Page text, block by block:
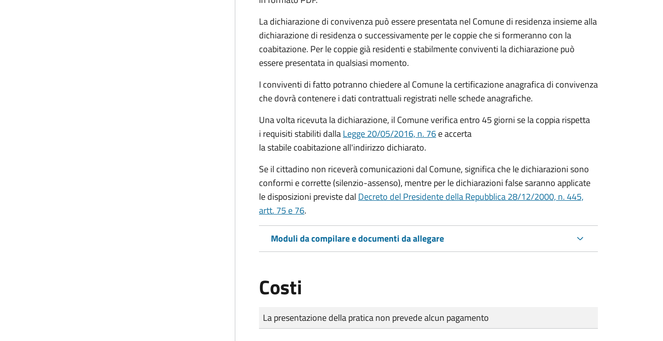
La dichiarazione di convivenza può essere presentata nel Comune di residenza insieme alla
dichiarazione di residenza o successivamente per le coppie che si formeranno con la
coabitazione. Per le coppie già residenti e stabilmente conviventi la dichiarazione può
essere presentata in qualsiasi momento.
I conviventi di fatto potranno chiedere al Comune la certificazione anagrafica di convivenza
che dovrà contenere i dati contrattuali registrati nelle schede anagrafiche.
Una volta ricevuta la dichiarazione, il Comune verifica entro 45 giorni se la coppia rispetta
i requisiti stabiliti dallaLegge 20/05/2016, n. 76e accerta
la stabile coabitazione all'indirizzo dichiarato.
Se il cittadino non riceverà comunicazioni dal Comune, significa che le dichiarazioni sono
conformi e corrette (silenzio-assenso), mentre per le dichiarazioni false saranno applicate
le disposizioni previste dal Decreto del Presidente della Repubblica 28/12/2000, n. 445,
artt. 75 e 76.
Moduli da compilare e documenti da allegare
Costi
Tipo di pagamento
Importo
La presentazione della pratica non prevede alcun pagamento